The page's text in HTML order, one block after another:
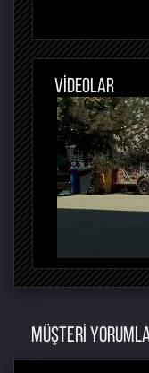
VİDEOLAR
MÜŞTERİ